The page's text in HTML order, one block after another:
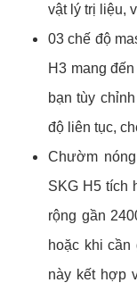
vật lý trị liệu,
03 chế độ
H3 mang
bạn tùy
độ liên tục,
Chườm
SKG H5 tích
rộng gần
hoặc khi cần
này kết hợp